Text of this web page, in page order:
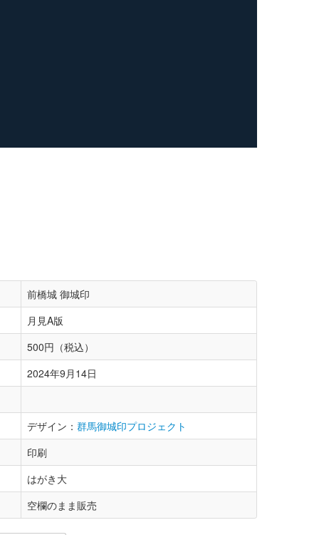
前橋城 御城印
月見A版
500円（税込）
2024年9月14日
デザイン： 群馬御城印プロジェクト
印刷
はがき大
空欄のまま販売